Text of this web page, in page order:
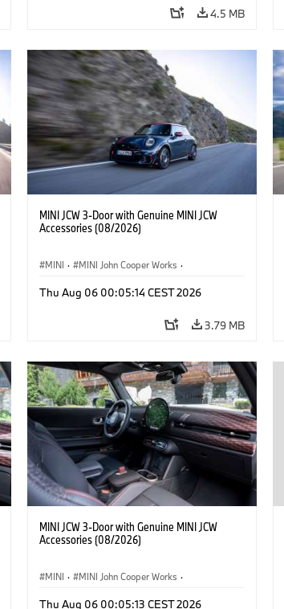
4.5 MB
MINI JCW 3-Door with Genuine MINI JCW
Accessories (08/2026)
MINI · MINI John Cooper Works ·
Optional Extras, Accessories
Thu Aug 06 00:05:14 CEST 2026
3.79 MB
MINI JCW 3-Door with Genuine MINI JCW
Accessories (08/2026)
MINI · MINI John Cooper Works ·
Thu Aug 06 00:05:13 CEST 2026